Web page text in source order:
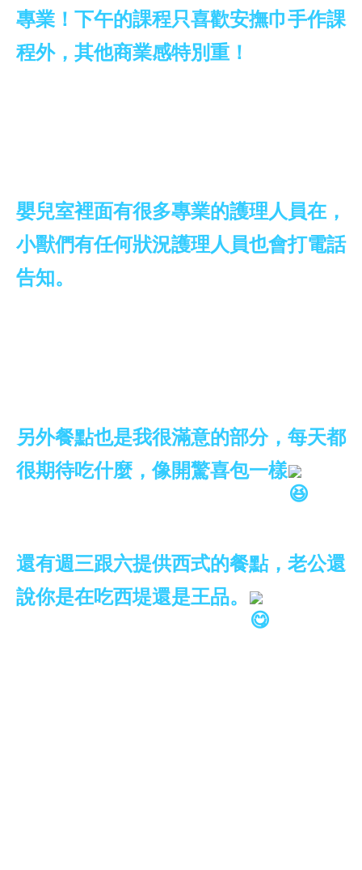
專業！下午的課程只喜歡安撫巾手作課
程外，其他商業感特別重！
嬰兒室裡面有很多專業的護理人員在，
小獸們有任何狀況護理人員也會打電話
告知。
另外餐點也是我很滿意的部分，每天都
很期待吃什麼，像開驚喜包一樣
還有週三跟六提供西式的餐點，老公還
說你是在吃西堤還是王品。